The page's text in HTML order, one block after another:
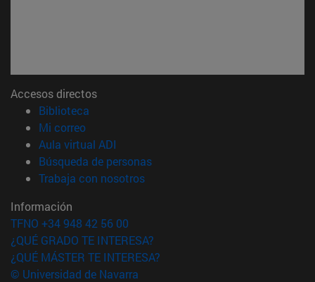
Accesos directos
Biblioteca
Mi correo(abre en nueva ventana)
Aula virtual ADI
Búsqueda de personas(abre en nueva ventana)
Trabaja con nosotros(abre en nueva ventana)
Información
TFNO +34 948 42 56 00
¿QUÉ GRADO TE INTERESA?
¿QUÉ MÁSTER TE INTERESA?
© Universidad de Navarra